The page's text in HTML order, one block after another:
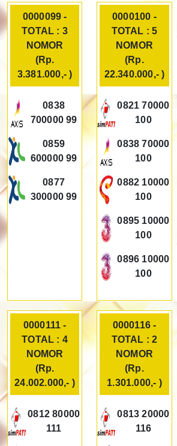
0000099 -
TOTAL : 3
NOMOR
(Rp.
3.381.000,- )
0838
700000 99
0859
600000 99
0877
300000 99
0000100 -
TOTAL : 5
NOMOR
(Rp.
22.340.000,- )
0821 70000
100
0838 70000
100
0882 10000
100
0895 10000
100
0896 10000
100
0000111 -
TOTAL : 4
NOMOR
(Rp.
24.002.000,- )
0812 80000
111
0000116 -
TOTAL : 2
NOMOR
(Rp.
1.301.000,- )
0813 20000
116